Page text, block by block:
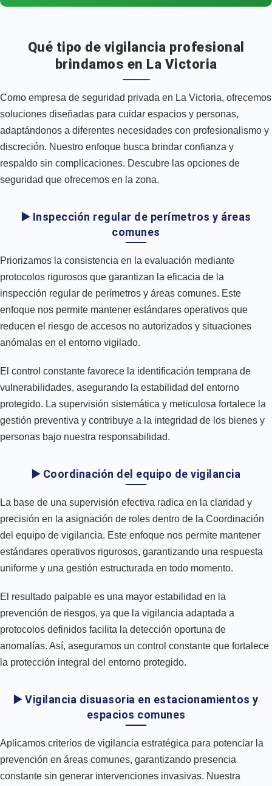
Qué tipo de vigilancia profesional
brindamos en La Victoria
Como empresa de seguridad privada en La Victoria, ofrecemos
soluciones diseñadas para cuidar espacios y personas,
adaptándonos a diferentes necesidades con profesionalismo y
discreción. Nuestro enfoque busca brindar confianza y
respaldo sin complicaciones. Descubre las opciones de
seguridad que ofrecemos en la zona.
▶️ Inspección regular de perímetros y áreas
comunes
Priorizamos la consistencia en la evaluación mediante
protocolos rigurosos que garantizan la eficacia de la
inspección regular de perímetros y áreas comunes. Este
enfoque nos permite mantener estándares operativos que
reducen el riesgo de accesos no autorizados y situaciones
anómalas en el entorno vigilado.
El control constante favorece la identificación temprana de
vulnerabilidades, asegurando la estabilidad del entorno
protegido. La supervisión sistemática y meticulosa fortalece la
gestión preventiva y contribuye a la integridad de los bienes y
personas bajo nuestra responsabilidad.
▶️ Coordinación del equipo de vigilancia
La base de una supervisión efectiva radica en la claridad y
precisión en la asignación de roles dentro de la Coordinación
del equipo de vigilancia. Este enfoque nos permite mantener
estándares operativos rigurosos, garantizando una respuesta
uniforme y una gestión estructurada en todo momento.
El resultado palpable es una mayor estabilidad en la
prevención de riesgos, ya que la vigilancia adaptada a
protocolos definidos facilita la detección oportuna de
anomalías. Así, aseguramos un control constante que fortalece
la protección integral del entorno protegido.
▶️ Vigilancia disuasoria en estacionamientos y
espacios comunes
Aplicamos criterios de vigilancia estratégica para potenciar la
prevención en áreas comunes, garantizando presencia
constante sin generar intervenciones invasivas. Nuestra